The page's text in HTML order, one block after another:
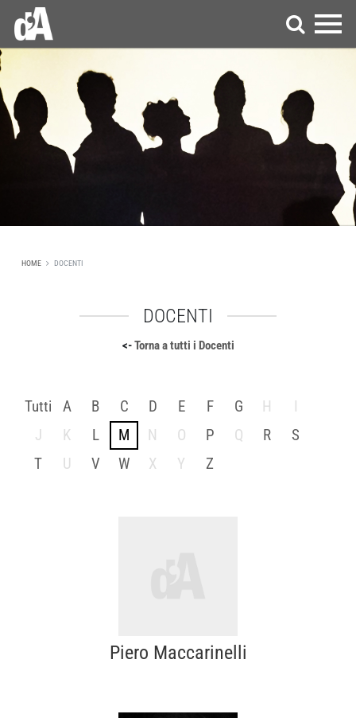
HOME DOCENTI
DOCENTI
Torna a tutti i Docenti
Tutti A B C D E F G H
I
J
K L M N O P Q R
S
T
U V W X Y Z
Piero Maccarinelli